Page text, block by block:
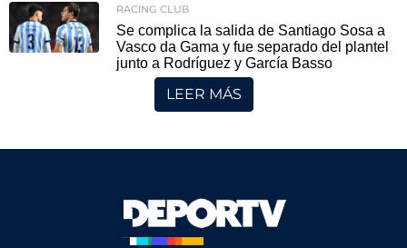
RACING CLUB
Se complica la salida de Santiago Sosa a
Vasco da Gama y fue separado del plantel
junto a Rodríguez y García Basso
LEER MÁS